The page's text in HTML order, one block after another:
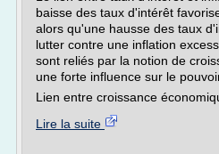
baisse des taux d'intérêt
alors qu'une hausse des taux
lutter contre une inflation
sont reliés par la notion de
une forte influence sur le
Lien entre croissance
Lire la suite